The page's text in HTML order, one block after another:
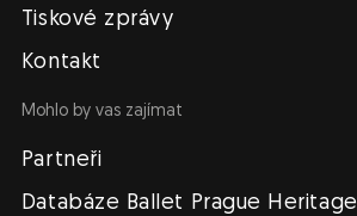
Tiskové zprávy
Kontakt
Mohlo by vas zajímat
Partneři
Databáze Ballet Prague Heritage